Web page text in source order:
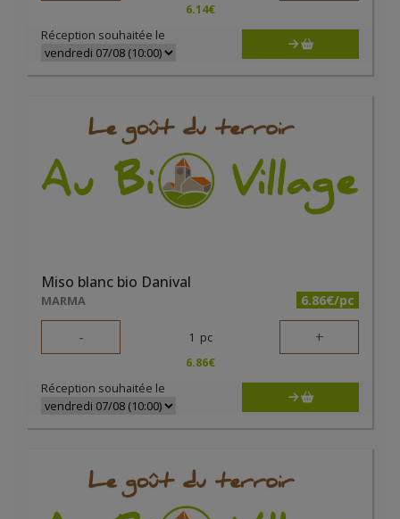
6.14€
Réception souhaitée le
Miso blanc bio Danival
MARMA 6.86€/pc
- 1 pc +
6.86€
Réception souhaitée le